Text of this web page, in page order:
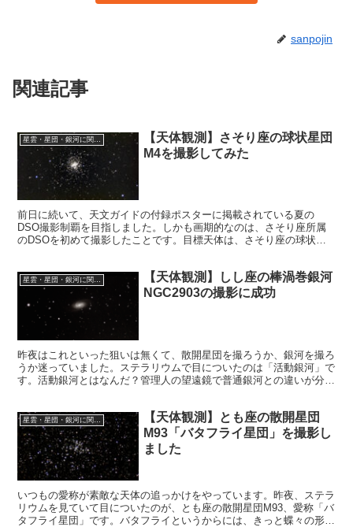
sanpojin
関連記事
星雲・星団・銀河に関する情報
【天体観測】さそり座の球状星団
M4を撮影してみた
前日に続いて、天文ガイドの付録ポスターに掲載されている夏の
DSO撮影制覇を目指しました。しかも画期的なのは、さそり座所属
のDSOを初めて撮影したことです。目標天体は、さそり座の球状星
星雲・星団・銀河に関する情報
【天体観測】しし座の棒渦巻銀河
NGC2903の撮影に成功
昨夜はこれといった狙いは無くて、散開星団を撮ろうか、銀河を撮ろ
うか迷っていました。ステラリウムで目についたのは「活動銀河」で
す。活動銀河とはなんだ？管理人の望遠鏡で普通銀河との違いが分か
星雲・星団・銀河に関する情報
【天体観測】とも座の散開星団
M93「バタフライ星団」を撮影し
ました
いつもの愛称が素敵な天体の追っかけをやっています。昨夜、ステラ
リウムを見ていて目についたのが、とも座の散開星団M93、愛称「バ
タフライ星団」です。バタフライというからには、きっと蝶々の形を